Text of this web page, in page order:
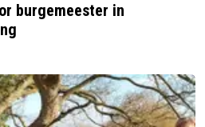
burgemeester in